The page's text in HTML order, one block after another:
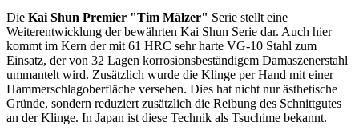
Die Kai Shun Premier "Tim Mälzer" Serie stellt eine
Weiterentwicklung der bewährten Kai Shun Serie dar. Auch hier
kommt im Kern der mit 61 HRC sehr harte VG-10 Stahl zum
Einsatz, der von 32 Lagen korrosionsbeständigem Damaszenerstahl
ummantelt wird. Zusätzlich wurde die Klinge per Hand mit einer
Hammerschlagoberfläche versehen. Dies hat nicht nur ästhetische
Gründe, sondern reduziert zusätzlich die Reibung des Schnittgutes
an der Klinge. In Japan ist diese Technik als Tsuchime bekannt.